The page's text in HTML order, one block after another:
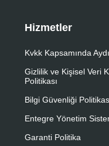
Hizmetler
Kvkk Kapsamında
Gizlilik ve Kişisel Veri
Politikası
Bilgi Güvenliği
Entegre Yönetim
Garanti Politika